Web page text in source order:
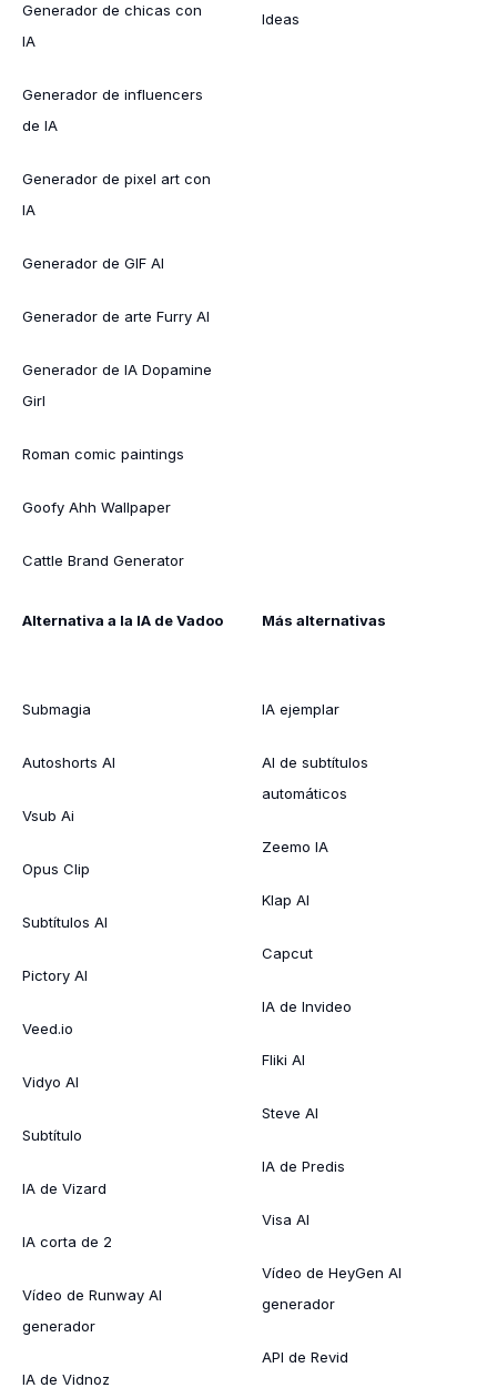
Generador de chicas con
IA
Generador de influencers
de IA
Generador de pixel art con
IA
Generador de GIF AI
Generador de arte Furry AI
Generador de IA Dopamine
Girl
Roman comic paintings
Goofy Ahh Wallpaper
Cattle Brand Generator
Ideas
Alternativa a la IA de Vadoo
Submagia
Autoshorts AI
Vsub Ai
Opus Clip
Subtítulos AI
Pictory AI
Veed.io
Vidyo AI
Subtítulo
IA de Vizard
IA corta de 2
Vídeo de Runway AI
generador
IA de Vidnoz
Más alternativas
IA ejemplar
AI de subtítulos
automáticos
Zeemo IA
Klap AI
Capcut
IA de Invideo
Fliki AI
Steve AI
IA de Predis
Visa AI
Vídeo de HeyGen AI
generador
API de Revid